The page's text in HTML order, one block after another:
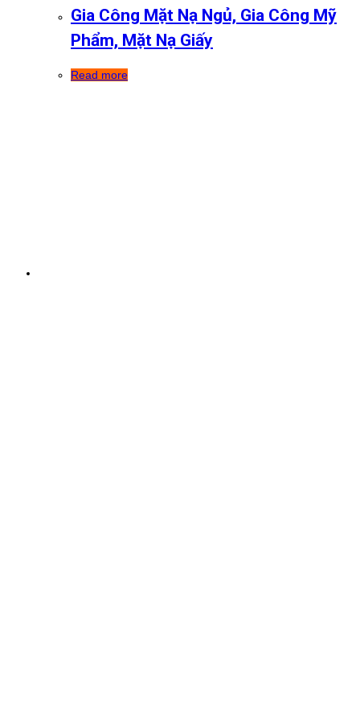
Gia Công Mặt Nạ Ngủ, Gia Công Mỹ
Phẩm, Mặt Nạ Giấy
Read more